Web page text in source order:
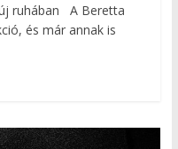
ruhában A Beretta
és már annak is